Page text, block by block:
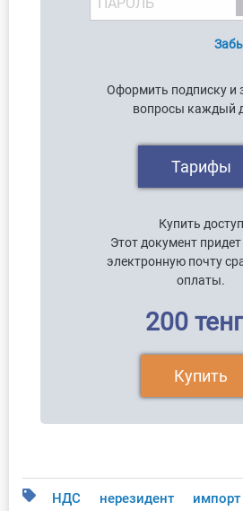
Оформить подписку и
вопросы каждый
Тарифы
Купить доступ
Этот документ
электронную почту
оплаты.
200
Купить
НДС нерезидент импорт